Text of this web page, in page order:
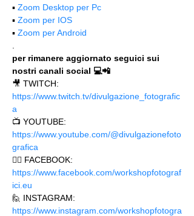
▪️ Zoom Desktop per Pc
▪️ Zoom per IOS
▪️ Zoom per Android
per rimanere aggiornato seguici sui
nostri canali social 💻📲
🎥 TWITCH:
https://www.twitch.tv/divulgazione_fotografic
a
📺 YOUTUBE:
https://www.youtube.com/@divulgazionefoto
grafica
🙋‍♂️ FACEBOOK:
https://www.facebook.com/workshopfotograf
ici.eu
🙋 INSTAGRAM:
https://www.instagram.com/workshopfotogra